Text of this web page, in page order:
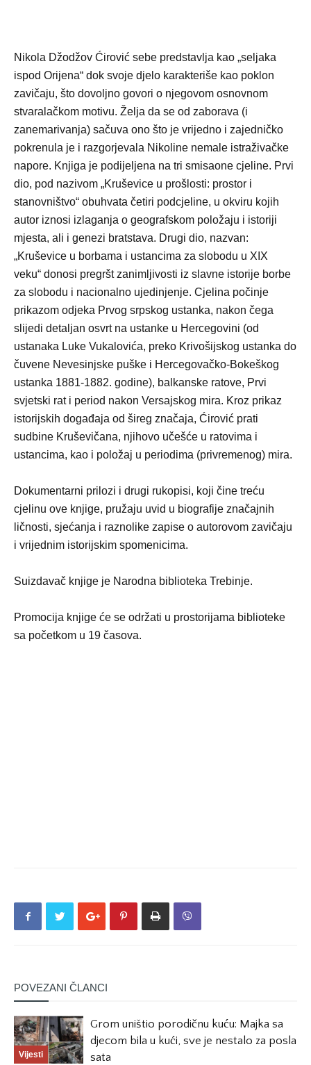
Nikola Džodžov Ćirović sebe predstavlja kao „seljaka
ispod Orijena“ dok svoje djelo karakteriše kao poklon
zavičaju, što dovoljno govori o njegovom osnovnom
stvaralačkom motivu. Želja da se od zaborava (i
zanemarivanja) sačuva ono što je vrijedno i zajedničko
pokrenula je i razgorjevala Nikoline nemale istraživačke
napore. Knjiga je podijeljena na tri smisaone cjeline. Prvi
dio, pod nazivom „Kruševice u prošlosti: prostor i
stanovništvo“ obuhvata četiri podcjeline, u okviru kojih
autor iznosi izlaganja o geografskom položaju i istoriji
mjesta, ali i genezi bratstava. Drugi dio, nazvan:
„Kruševice u borbama i ustancima za slobodu u XIX
veku“ donosi pregršt zanimljivosti iz slavne istorije borbe
za slobodu i nacionalno ujedinjenje. Cjelina počinje
prikazom odjeka Prvog srpskog ustanka, nakon čega
slijedi detaljan osvrt na ustanke u Hercegovini (od
ustanaka Luke Vukalovića, preko Krivošijskog ustanka do
čuvene Nevesinjske puške i Hercegovačko-Bokeškog
ustanka 1881-1882. godine), balkanske ratove, Prvi
svjetski rat i period nakon Versajskog mira. Kroz prikaz
istorijskih događaja od šireg značaja, Ćirović prati
sudbine Kruševičana, njihovo učešće u ratovima i
ustancima, kao i položaj u periodima (privremenog) mira.
Dokumentarni prilozi i drugi rukopisi, koji čine treću
cjelinu ove knjige, pružaju uvid u biografije značajnih
ličnosti, sjećanja i raznolike zapise o autorovom zavičaju
i vrijednim istorijskim spomenicima.
Suizdavač knjige je Narodna biblioteka Trebinje.
Promocija knjige će se održati u prostorijama biblioteke
sa početkom u 19 časova.
POVEZANI ČLANCI
Vijesti
Grom uništio porodičnu kuću: Majka sa
djecom bila u kući, sve je nestalo za posla
sata